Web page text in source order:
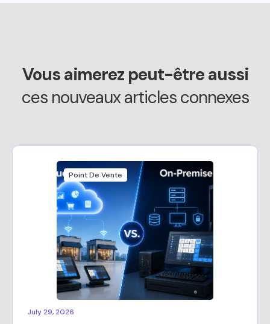
Vous aimerez peut-être aussi
ces nouveaux articles connexes
Point De Vente
July 29, 2026